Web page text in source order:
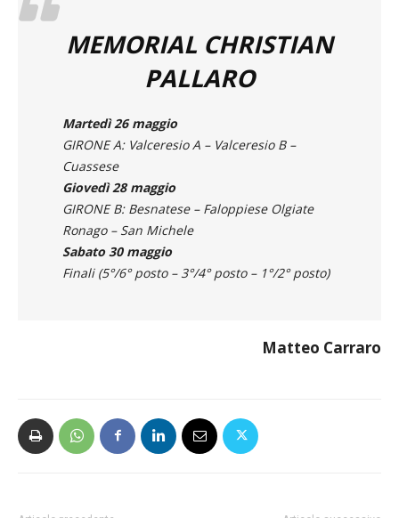
MEMORIAL CHRISTIAN
PALLARO
GIRONE A: Valceresio A – Valceresio B –
Cuassese
Giovedì 28 maggio
GIRONE B: Besnatese – Faloppiese Olgiate
Ronago – San Michele
Sabato 30 maggio
Finali (5°/6° posto – 3°/4° posto – 1°/2° posto)